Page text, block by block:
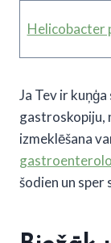
Helicobacter
Ja Tev ir
gastroskopiju,
izmeklēšana
šodien un sper